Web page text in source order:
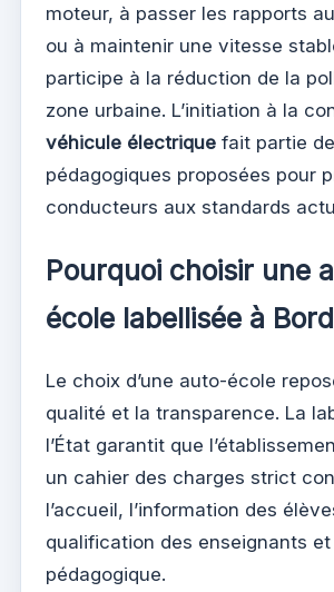
moteur, à passer les rapports
ou à maintenir une vitesse
participe à la réduction de la
zone urbaine. L’initiation à la
véhicule électrique fait partie
pédagogiques proposées pour
conducteurs aux standards
Pourquoi choisir une
école labellisée à
Le choix d’une auto-école
qualité et la transparence. La
l’État garantit que
un cahier des charges strict
l’accueil, l’information des
qualification des enseignants
pédagogique.